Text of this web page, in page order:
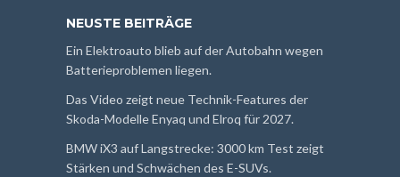
NEUSTE BEITRÄGE
Ein Elektroauto blieb auf der Autobahn wegen
Batterieproblemen liegen.
Das Video zeigt neue Technik-Features der
Skoda-Modelle Enyaq und Elroq für 2027.
BMW iX3 auf Langstrecke: 3000 km Test zeigt
Stärken und Schwächen des E-SUVs.